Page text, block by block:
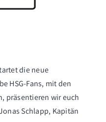
die neue
HSG-Fans, mit den
präsentieren wir euch
Schlapp, Kapitän